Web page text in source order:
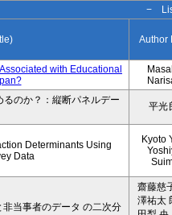
−
Author
with Educational
のか？：縦断パネルデー
平光
Determinants Using
Data
Kyoto
当事者のデータ の二次分
齋藤慈
澤祐太